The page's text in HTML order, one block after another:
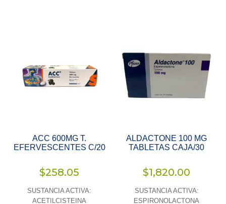
ACC 600MG T.
EFERVESCENTES C/20
$258.05
SUSTANCIA ACTIVA:
ACETILCISTEINA
ALDACTONE 100 MG
TABLETAS CAJA/30
$1,820.00
SUSTANCIA ACTIVA:
ESPIRONOLACTONA